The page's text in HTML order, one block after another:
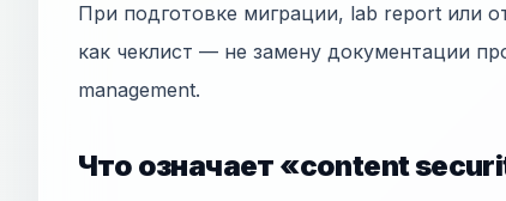
При подготовке миграции, lab report или
как чеклист — не замену документации
management.
Что означает «content